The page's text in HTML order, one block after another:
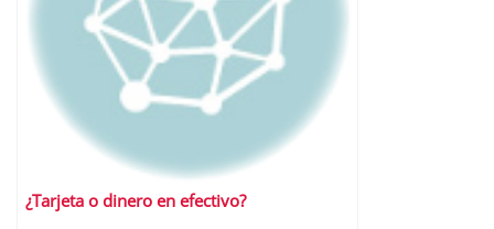
¿Tarjeta o dinero en efectivo?